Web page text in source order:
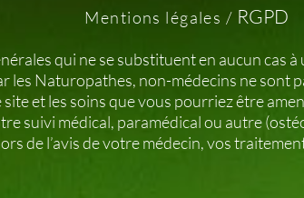
Mentions légales / RGPD
qui ne se substituent en aucun cas
les Naturopathes, non-médecins ne sont
et les soins que vous pourriez être
suivi médical, paramédical ou autre
de l’avis de votre médecin, vos